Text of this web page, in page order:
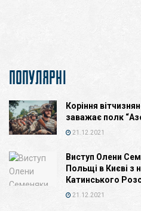
ПОПУЛЯРНІ
Коріння
заважає полк
21.12.2021
Виступ Олени
Польщі в Києві з
Катинського
21.12.2021